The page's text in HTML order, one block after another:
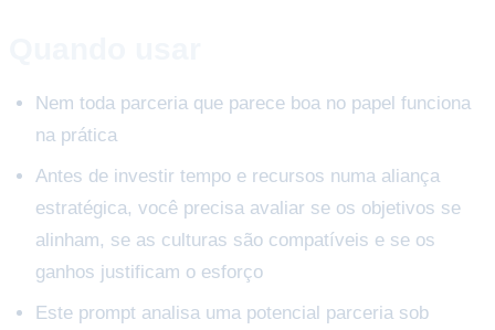
Nem toda parceria que parece boa no papel funciona
na prática
Antes de investir tempo e recursos numa aliança
estratégica, você precisa avaliar se os objetivos se
alinham, se as culturas são compatíveis e se os
ganhos justificam o esforço
Este prompt analisa uma potencial parceria sob